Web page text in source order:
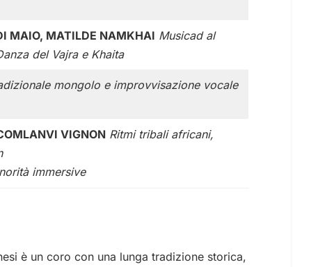
MAIO, MATILDE NAMKHAI Musicad al
del Vajra e Khaita
mongolo e improvvisazione vocale
VIGNON Ritmi tribali africani,
immersive
è un coro con una lunga tradizione storica,